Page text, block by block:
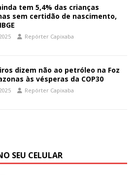
tem 5,4% das crianças
sem certidão de nascimento,
Repórter Capixaba
dizem não ao petróleo na Foz
às vésperas da COP30
Repórter Capixaba
SEU CELULAR